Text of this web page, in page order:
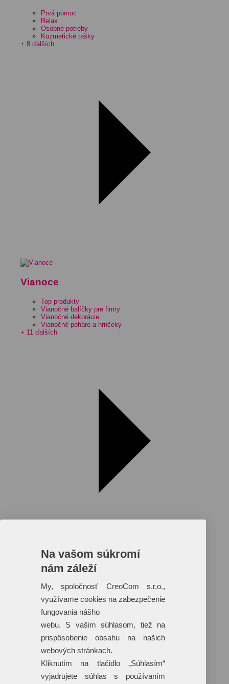
Prvá pomoc
Relax
Osobné potreby
Kozmetické tašky
+ 8 ďalších
Vianoce
Top produkty
Vianočné balíčky pre firmy
Vianočné dekorácie
Vianočné poháre a hrnčeky
+ 11 ďalších
Reklamné predmety s plnofarebnou
potlačou
Dáždniky
Tašky
Hračky
Klobúky
Na vašom súkromí
nám záleží
My, spoločnosť CreoCom s.r.o.,
využívame cookies na zabezpečenie
fungovania nášho
webu. S vašim súhlasom, tiež na
prispôsobenie obsahu na našich
webových stránkach.
Kliknutím na tlačidlo „Súhlasím“
vyjadrujete súhlas s používaním